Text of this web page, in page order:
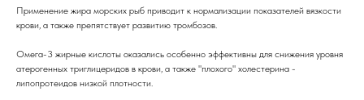
Применение жира морских рыб приводит к нормализации показателей вязкости
крови, а также препятствует развитию тромбозов.
Омега-3 жирные кислоты оказались особенно эффективны для снижения уровня
атерогенных триглицеридов в крови, а также "плохого" холестерина -
липопротеидов низкой плотности.